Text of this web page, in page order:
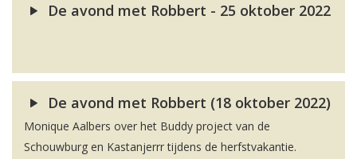
De avond met Robbert - 25 oktober 2022
De avond met Robbert (18 oktober 2022)
Monique Aalbers over het Buddy project van de
Schouwburg en Kastanjerrr tijdens de herfstvakantie.